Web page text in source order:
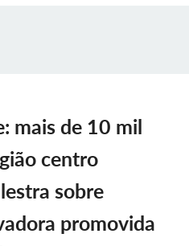
mais de 10 mil
centro
sobre
promovida